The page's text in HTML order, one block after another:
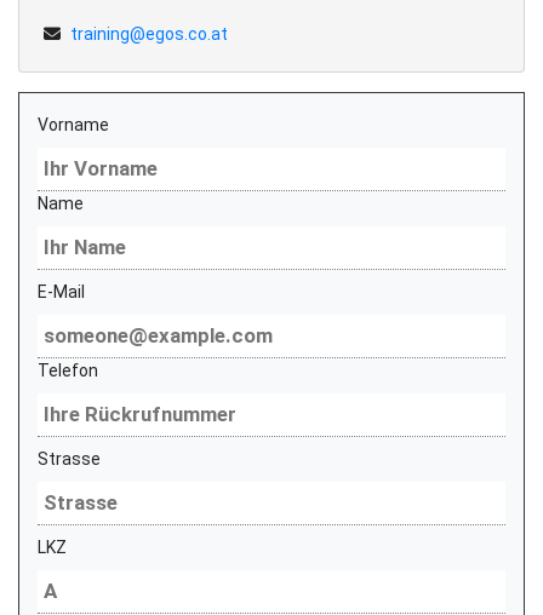
training@egos.co.at
Vorname
Name
E-Mail
Telefon
Strasse
LKZ